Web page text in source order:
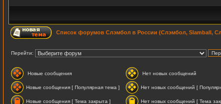
Список форумов Слэмбол в России (Слэмбол, Slamball,
Перейти:
Новые сообщения Нет новых сообщений
Новые сообщения [ Популярная тема ] Нет новых сообщений [
Новые сообщения [ Тема закрыта ] Нет новых сообщений [ Тема